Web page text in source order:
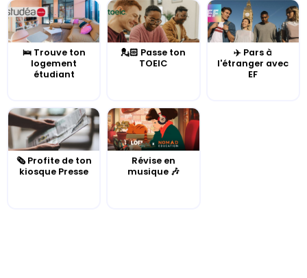
🛌 Trouve ton
logement
étudiant
💂🏻 Passe ton
TOEIC
✈️ Pars à
l'étranger avec
EF
🗞️ Profite de ton
kiosque Presse
Révise en
musique 🎶